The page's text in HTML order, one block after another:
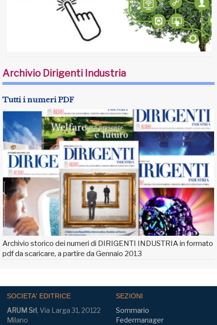
Archivio Dirigenti Industria
Tutti i numeri PDF
Archivio storico dei numeri di DIRIGENTI INDUSTRIA in formato
pdf da scaricare, a partire da Gennaio 2013
SOCIETA' EDITRICE
ARUM Srl, Via Larga 31, 20122
Milano
SEZIONI
Sommario
Federmanager